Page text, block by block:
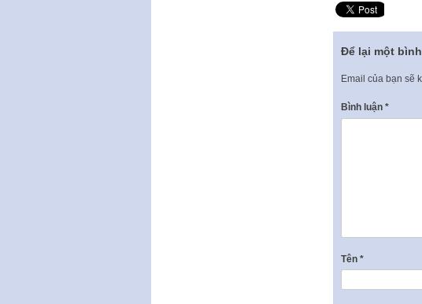
Để lại một
Email của bạn sẽ
Bình luận *
Tên *